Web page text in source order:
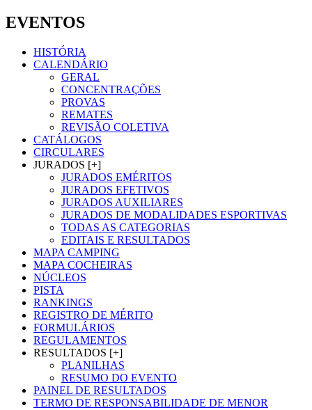
EVENTOS
HISTÓRIA
CALENDÁRIO
GERAL
CONCENTRAÇÕES
PROVAS
REMATES
REVISÃO COLETIVA
CATÁLOGOS
CIRCULARES
JURADOS [+]
JURADOS EMÉRITOS
JURADOS EFETIVOS
JURADOS AUXILIARES
JURADOS DE MODALIDADES ESPORTIVAS
TODAS AS CATEGORIAS
EDITAIS E RESULTADOS
MAPA CAMPING
MAPA COCHEIRAS
NÚCLEOS
PISTA
RANKINGS
REGISTRO DE MÉRITO
FORMULÁRIOS
REGULAMENTOS
RESULTADOS [+]
PLANILHAS
RESUMO DO EVENTO
PAINEL DE RESULTADOS
TERMO DE RESPONSABILIDADE DE MENOR